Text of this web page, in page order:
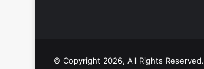
© Copyright 2026, All Rights Reserved.